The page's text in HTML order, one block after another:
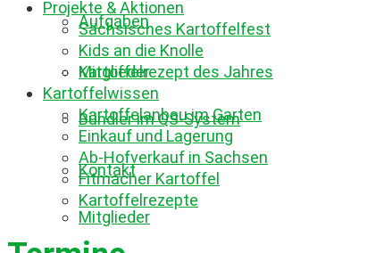
Mitglieder
Kontakt
Aufgaben
Bündler im QS-System
Mitglieder
Projekte & Aktionen
Sächsisches Kartoffelfest
Kids an die Knolle
Kartoffelrezept des Jahres
Kartoffelwissen
Kartoffelanbau im Garten
Einkauf und Lagerung
Ab-Hofverkauf in Sachsen
Fitmacher Kartoffel
Kartoffelrezepte